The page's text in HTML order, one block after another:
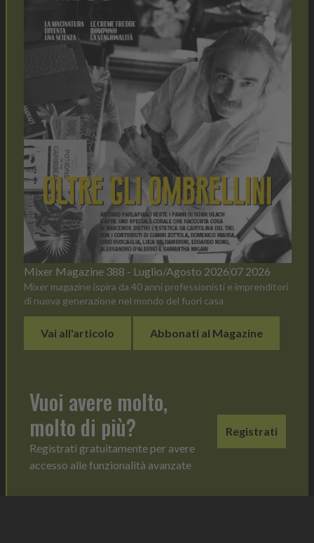
Mixer Magazine 388 - Luglio/Agosto 2026 07 2026
Mixer magazine ispira da 40 anni professionisti e imprenditori
di nuova generazione nel mondo del fuori casa
Vai all'articolo Abbonati al Magazine
Vuoi avere molto,
molto di più?
Registrati gratuitamente per avere
accesso alle funzionalità avanzate
Registrati